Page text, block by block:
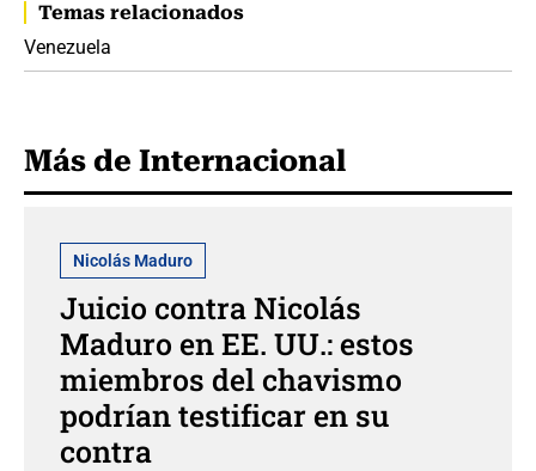
Temas relacionados
Venezuela
Más de Internacional
Nicolás Maduro
Juicio contra Nicolás
Maduro en EE. UU.: estos
miembros del chavismo
podrían testificar en su
contra